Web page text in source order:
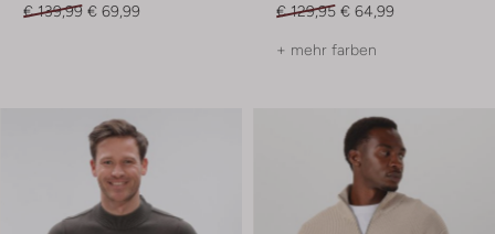
€ 139,99 € 69,99
€ 129,95 € 64,99
+ mehr farben